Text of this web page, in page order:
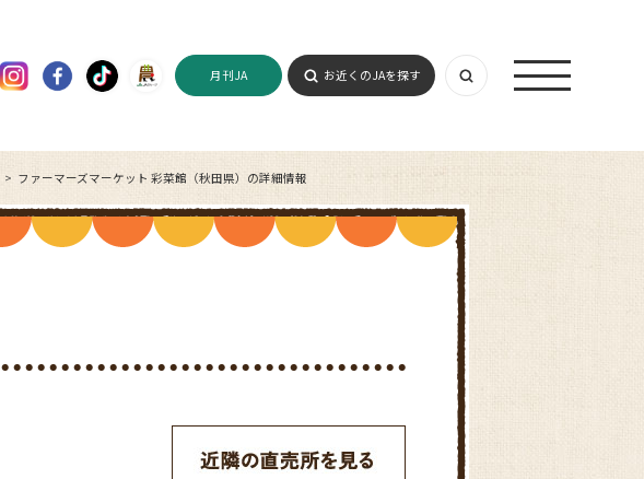
月刊JA お近くのJAを探す
ファーマーズマーケット 彩菜館（秋田県）の詳細情報